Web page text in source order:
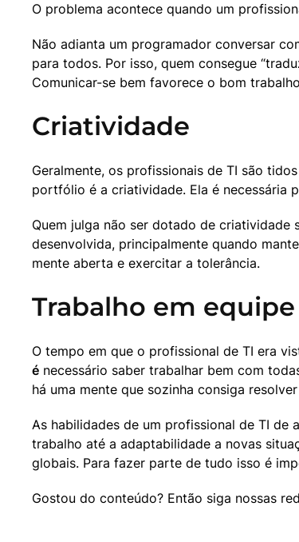
O problema acontece quando um
Não adianta um programador conversar
para todos. Por isso, quem consegue
Comunicar-se bem favorece o bom
Criatividade
Geralmente, os profissionais de TI são
portfólio é a criatividade. Ela é necessária
Quem julga não ser dotado de criatividade
desenvolvida, principalmente quando
mente aberta e exercitar a tolerância.
Trabalho em equipe
O tempo em que o profissional de TI era
é necessário saber trabalhar bem com
há uma mente que sozinha consiga
As habilidades de um profissional de TI de
trabalho até a adaptabilidade a novas
globais. Para fazer parte de tudo isso é
Gostou do conteúdo? Então siga nossas